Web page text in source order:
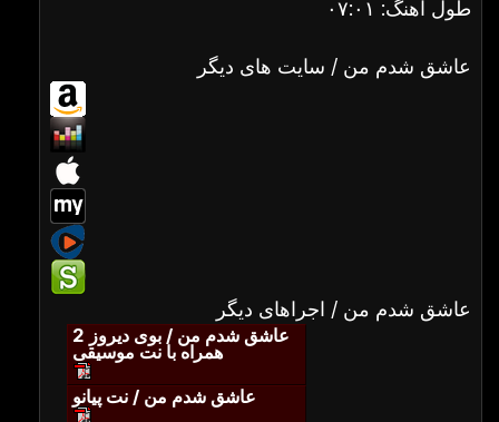
طول آهنگ: ۰۷:۰۱
عاشق شدم من / سایت های دیگر
عاشق شدم من / اجراهای دیگر
عاشق شدم من / بوی دیروز 2
همراه با نت موسیقی
عاشق شدم من / نت پیانو